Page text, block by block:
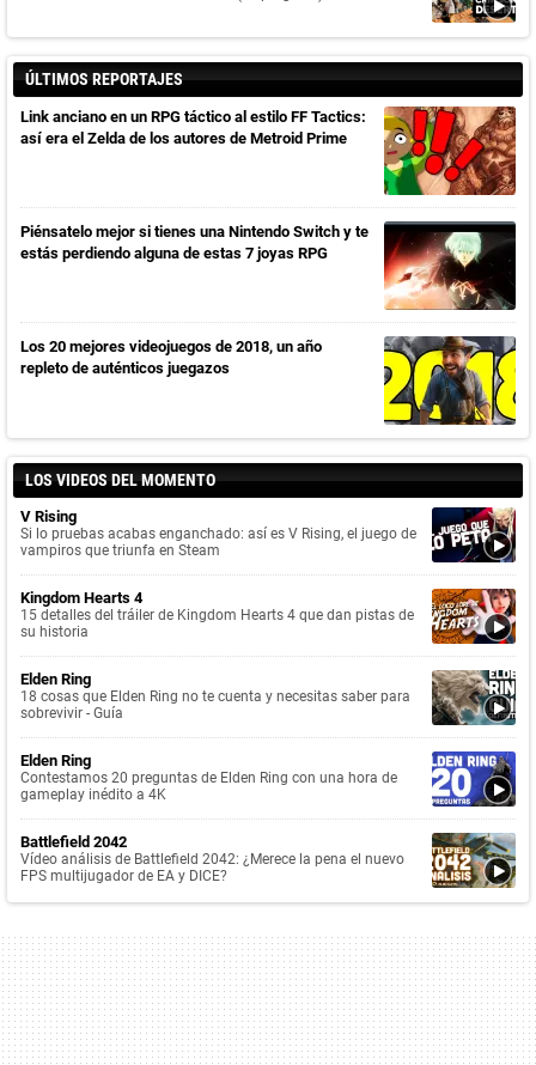
ÚLTIMOS REPORTAJES
Link anciano en un RPG táctico al estilo FF Tactics:
así era el Zelda de los autores de Metroid Prime
Piénsatelo mejor si tienes una Nintendo Switch y te
estás perdiendo alguna de estas 7 joyas RPG
Los 20 mejores videojuegos de 2018, un año
repleto de auténticos juegazos
LOS VIDEOS DEL MOMENTO
V Rising
Si lo pruebas acabas enganchado: así es V Rising, el juego de
vampiros que triunfa en Steam
Kingdom Hearts 4
15 detalles del tráiler de Kingdom Hearts 4 que dan pistas de
su historia
Elden Ring
18 cosas que Elden Ring no te cuenta y necesitas saber para
sobrevivir - Guía
Elden Ring
Contestamos 20 preguntas de Elden Ring con una hora de
gameplay inédito a 4K
Battlefield 2042
Vídeo análisis de Battlefield 2042: ¿Merece la pena el nuevo
FPS multijugador de EA y DICE?